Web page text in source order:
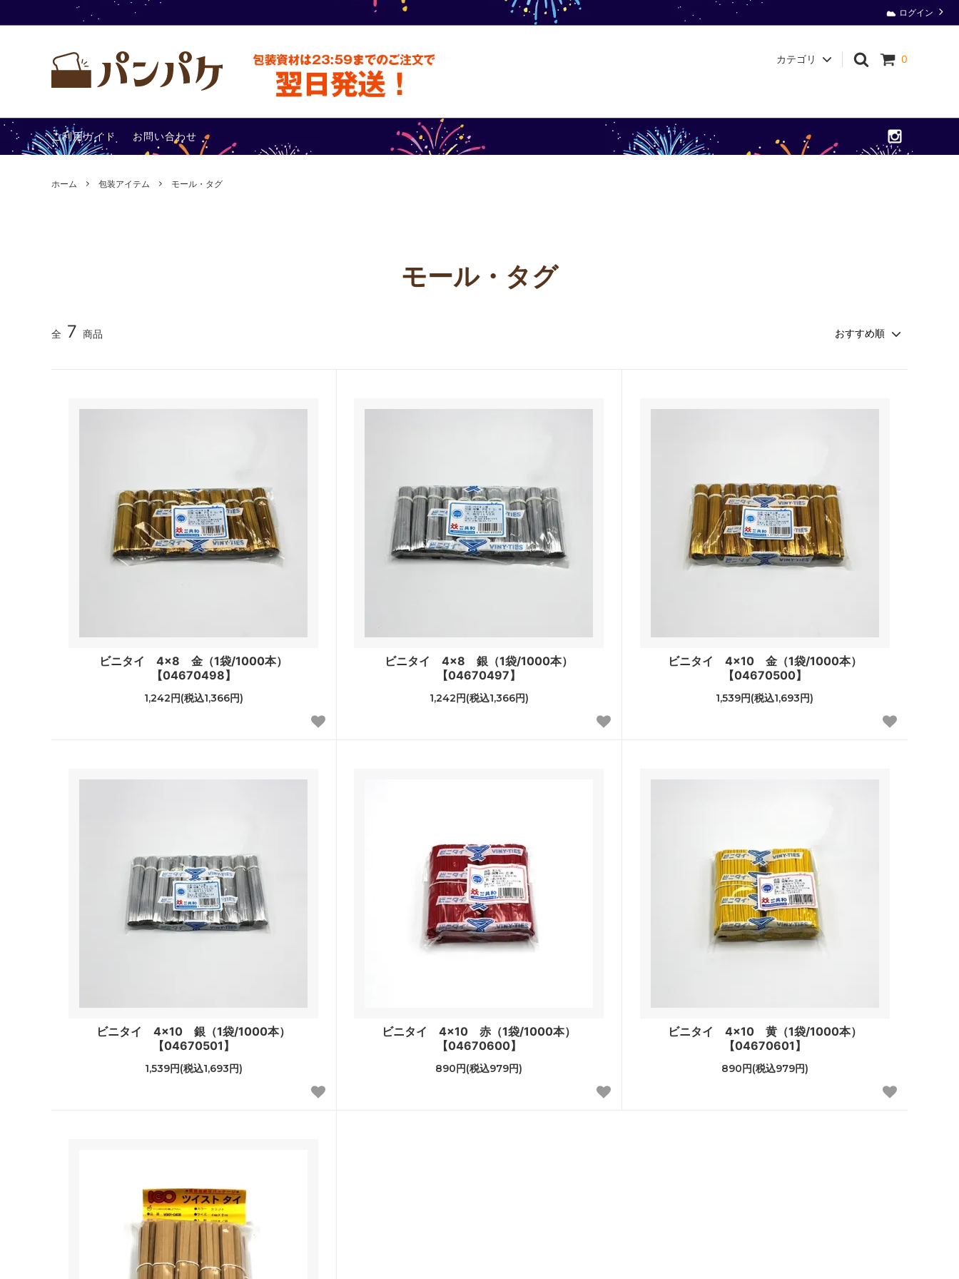
ログイン
0
カテゴリ
その他 あったかいが
ご利用ガイド お問い合わせ
ホーム 包装アイテム モール・タグ
モール・タグ
全 7 商品
ビニタイ 4×8 金（1袋/1000本）
【04670498】
1,242円(税込1,366円)
ビニタイ 4×8 銀（1袋/1000本）
【04670497】
1,242円(税込1,366円)
ビニタイ 4×10 金（1袋/1000本）
【04670500】
1,539円(税込1,693円)
ビニタイ 4×10 銀（1袋/1000本）
【04670501】
1,539円(税込1,693円)
ビニタイ 4×10 赤（1袋/1000本）
【04670600】
890円(税込979円)
ビニタイ 4×10 黄（1袋/1000本）
【04670601】
890円(税込979円)